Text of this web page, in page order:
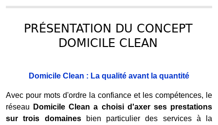
PRÉSENTATION DU CONCEPT
DOMICILE CLEAN
Domicile Clean : La qualité avant la quantité
Avec pour mots d'ordre la confiance et les compétences, le
réseau Domicile Clean a choisi d'axer ses prestations
sur trois domaines
bien particulier des services à la